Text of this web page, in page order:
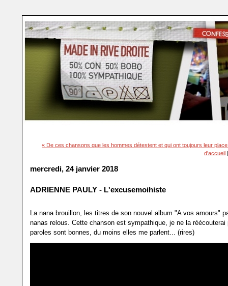
« De ces chansons que les hommes détestent et qui ont toujours leur
d'accueil
mercredi, 24 janvier 2018
ADRIENNE PAULY - L'excusemoihiste
La nana brouillon, les titres de son nouvel album "A vos amours"
nanas relous. Cette chanson est sympathique, je ne la
paroles sont bonnes, du moins elles me parlent... (rires)